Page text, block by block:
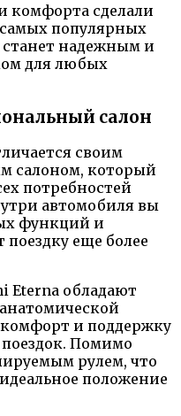
комфорта сделали
популярных
надежным и
для любых
салон
своим
салоном, который
потребностей
автомобиля вы
функций и
еще более
Eterna обладают
и поддержку
Помимо
рулем, что
положение